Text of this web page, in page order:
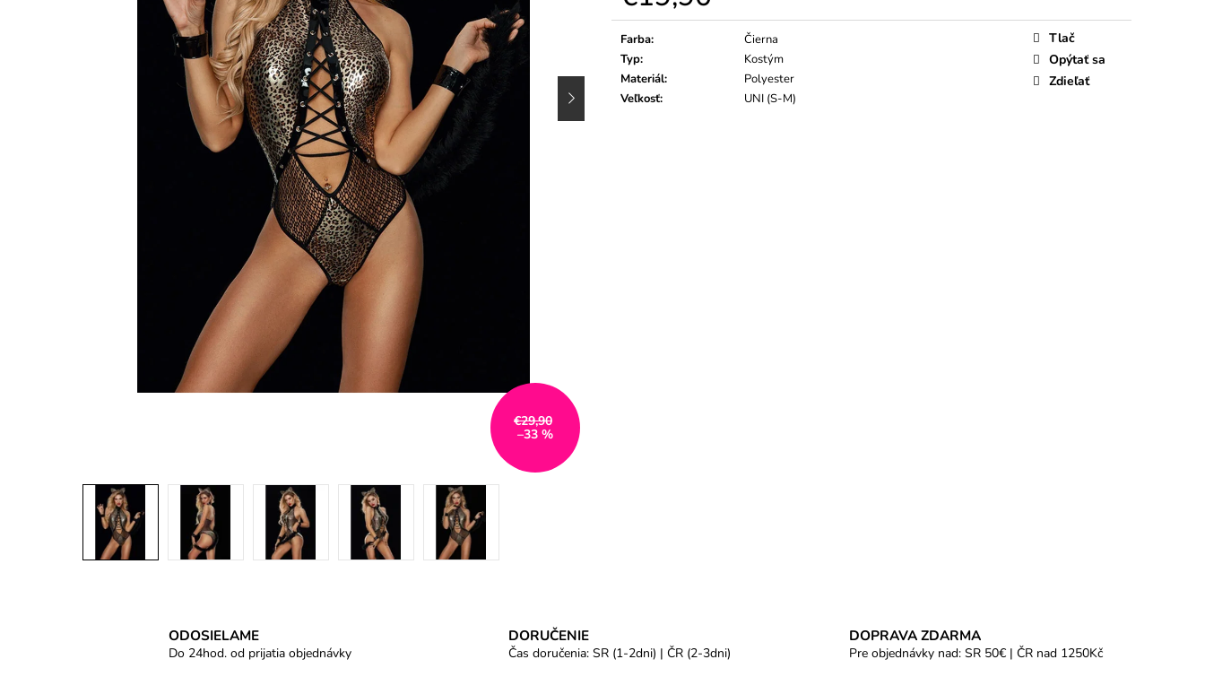
Jednotková
cena:
Farba:
Čierna
Typ:
Kostým
Materiál:
Polyester
Veľkosť: UNI (S-M)
Tlač
Opýtať sa
Zdieľať
€29,90
–33 %
ODOSIELAME
Do 24hod. od prijatia objednávky
DORUČENIE
Čas doručenia: SR (1-2dni) | ČR (2-3dni)
DOPRAVA ZDARMA
Pre objednávky nad: SR 50€ | ČR nad 1250Kč